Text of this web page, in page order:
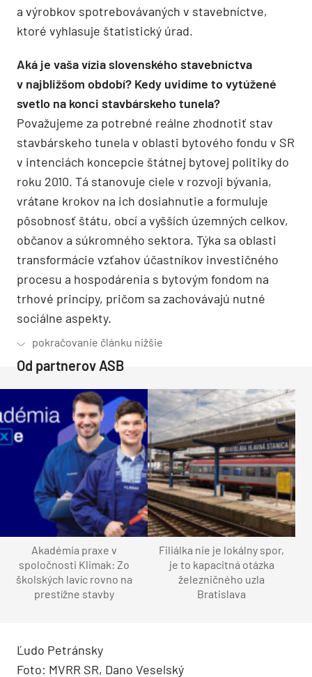
a výrobkov spotrebovávaných v stavebníctve,
ktoré vyhlasuje štatistický úrad.
Aká je vaša vízia slovenského stavebníctva
v najbližšom období? Kedy uvidíme to vytúžené
svetlo na konci stavbárskeho tunela?
Považujeme za potrebné reálne zhodnotiť stav
stavbárskeho tunela v oblasti bytového fondu v SR
v intenciách koncepcie štátnej bytovej politiky do
roku 2010. Tá stanovuje ciele v rozvoji bývania,
vrátane krokov na ich dosiahnutie a formuluje
pôsobnosť štátu, obcí a vyšších územných celkov,
občanov a súkromného sektora. Týka sa oblasti
transformácie vzťahov účastníkov investičného
procesu a hospodárenia s bytovým fondom na
trhové princípy, pričom sa zachovávajú nutné
sociálne aspekty.
Od partnerov ASB
Akadémia praxe v
spoločnosti Klimak: Zo
školských lavíc rovno na
prestížne stavby
Filiálka nie je lokálny spor,
je to kapacitná otázka
železničného uzla
Bratislava
Ľudo Petránsky
Foto: MVRR SR, Dano Veselský